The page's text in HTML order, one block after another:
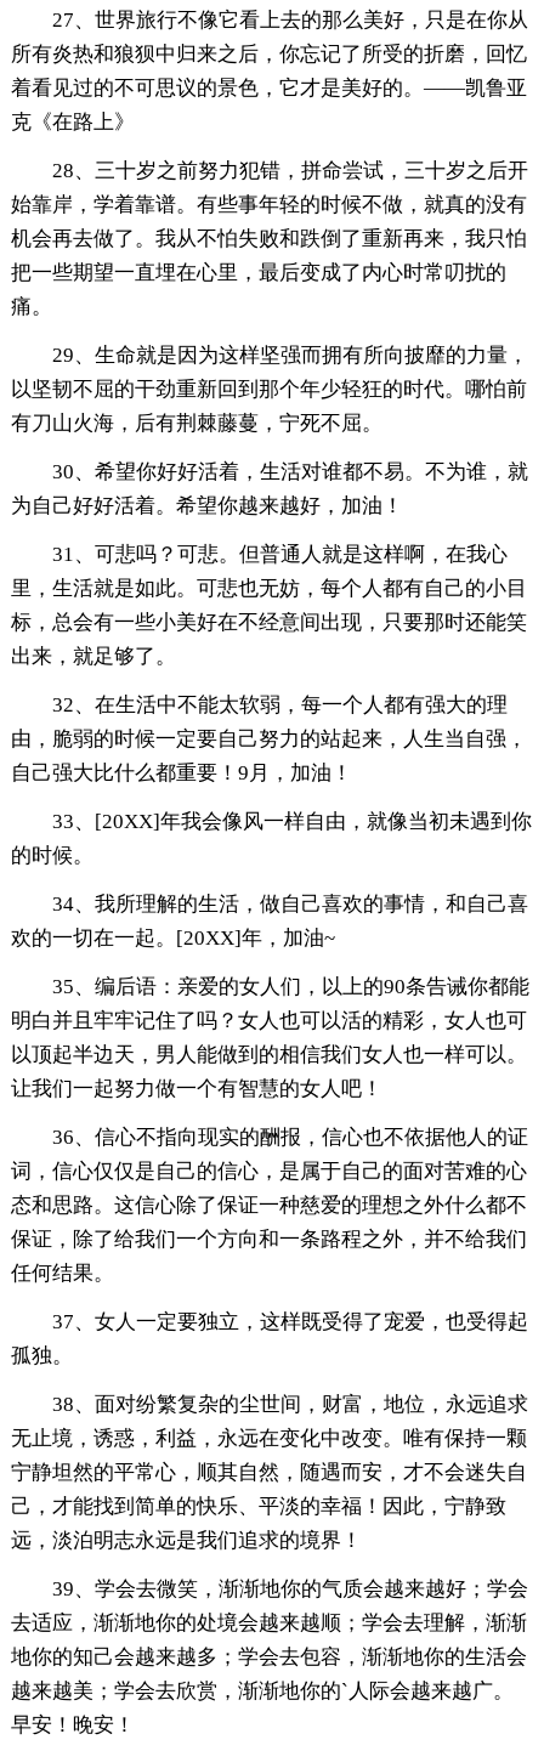
27、世界旅行不像它看上去的那么美好，只是在你从
所有炎热和狼狈中归来之后，你忘记了所受的折磨，回忆
着看见过的不可思议的景色，它才是美好的。——凯鲁亚
克《在路上》
28、三十岁之前努力犯错，拼命尝试，三十岁之后开
始靠岸，学着靠谱。有些事年轻的时候不做，就真的没有
机会再去做了。我从不怕失败和跌倒了重新再来，我只怕
把一些期望一直埋在心里，最后变成了内心时常叨扰的
痛。
29、生命就是因为这样坚强而拥有所向披靡的力量，
以坚韧不屈的干劲重新回到那个年少轻狂的时代。哪怕前
有刀山火海，后有荆棘藤蔓，宁死不屈。
30、希望你好好活着，生活对谁都不易。不为谁，就
为自己好好活着。希望你越来越好，加油！
31、可悲吗？可悲。但普通人就是这样啊，在我心
里，生活就是如此。可悲也无妨，每个人都有自己的小目
标，总会有一些小美好在不经意间出现，只要那时还能笑
出来，就足够了。
32、在生活中不能太软弱，每一个人都有强大的理
由，脆弱的时候一定要自己努力的站起来，人生当自强，
自己强大比什么都重要！9月，加油！
33、[20XX]年我会像风一样自由，就像当初未遇到你
的时候。
34、我所理解的生活，做自己喜欢的事情，和自己喜
欢的一切在一起。[20XX]年，加油~
35、编后语：亲爱的女人们，以上的90条告诫你都能
明白并且牢牢记住了吗？女人也可以活的精彩，女人也可
以顶起半边天，男人能做到的相信我们女人也一样可以。
让我们一起努力做一个有智慧的女人吧！
36、信心不指向现实的酬报，信心也不依据他人的证
词，信心仅仅是自己的信心，是属于自己的面对苦难的心
态和思路。这信心除了保证一种慈爱的理想之外什么都不
保证，除了给我们一个方向和一条路程之外，并不给我们
任何结果。
37、女人一定要独立，这样既受得了宠爱，也受得起
孤独。
38、面对纷繁复杂的尘世间，财富，地位，永远追求
无止境，诱惑，利益，永远在变化中改变。唯有保持一颗
宁静坦然的平常心，顺其自然，随遇而安，才不会迷失自
己，才能找到简单的快乐、平淡的幸福！因此，宁静致
远，淡泊明志永远是我们追求的境界！
39、学会去微笑，渐渐地你的气质会越来越好；学会
去适应，渐渐地你的处境会越来越顺；学会去理解，渐渐
地你的知己会越来越多；学会去包容，渐渐地你的生活会
越来越美；学会去欣赏，渐渐地你的`人际会越来越广。
早安！晚安！